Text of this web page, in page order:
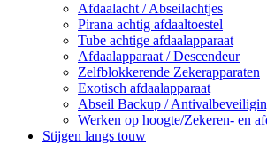
Afdaalacht / Abseilachtjes
Pirana achtig afdaaltoestel
Tube achtige afdaalapparaat
Afdaalapparaat / Descendeur
Zelfblokkerende Zekerapparaten
Exotisch afdaalapparaat
Abseil Backup /
Werken op hoogte/Zekeren- en
Stijgen langs touw